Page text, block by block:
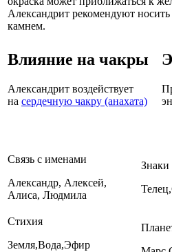
Александрит рекомендуют
камнем.
Влияние на чакры
Александрит воздействует
на сердечную чакру (анахата)
Связь с именами
Александр, Алексей,
Алиса, Людмила
Знаки
Стихия
Земля,Вода,Эфир